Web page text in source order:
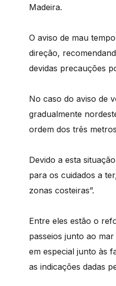
Madeira.
O aviso de mau
direção,
devidas precauções
No caso do aviso de
gradualmente
ordem dos três
Devido a esta
para os cuidados a
zonas costeiras”.
Entre eles estão o
passeios junto ao
em especial junto às
as indicações dadas